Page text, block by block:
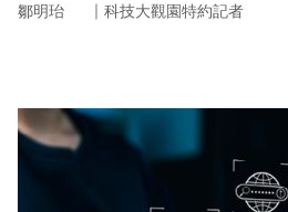
鄒明珆 ｜ 科技大觀園特約記者